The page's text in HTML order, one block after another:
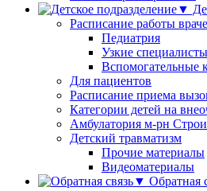
Расписание работы
Педиатрия
Узкие специалисты
Вспомогательные
Для пациентов
Расписание приема
Категории детей на
Амбулатория м-рн
Детский травматизм
Прочие материалы
Видеоматериалы
Обратная